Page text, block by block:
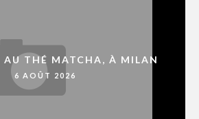
AU THÉ MATCHA, À MILAN
6 AOÛT 2026